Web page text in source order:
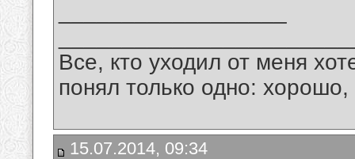
Все, кто уходил от меня
понял только одно:
15.07.2014, 09:34